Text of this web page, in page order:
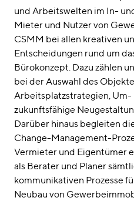
und Arbeitswelten im In-
Mieter und Nutzer von
CSMM bei allen kreativen
Entscheidungen rund um
Bürokonzept. Dazu zählen
bei der Auswahl des
Arbeitsplatzstrategien, Um-
zukunftsfähige
Darüber hinaus begleiten
Change-Management-
Vermieter und Eigentümer
als Berater und Planer
kommunikativen Prozesse
Neubau von